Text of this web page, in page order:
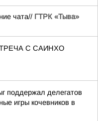
чата// ГТРК «Тыва»
С САИНХО
поддержал делегатов
игры кочевников в